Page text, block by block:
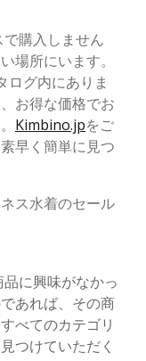
購入しません
場所にいます。
ログ内にありま
お得な価格でお
Kimbino.jpをご
早く簡単に見つ
ス水着のセール
に興味がなかっ
あれば、その商
べてのカテゴリ
つけていただく